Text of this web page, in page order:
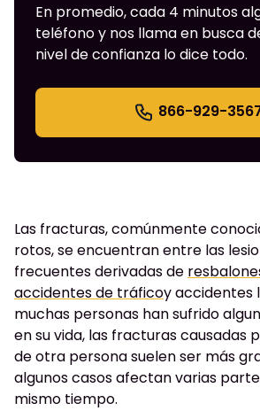
En promedio, cada 4 minutos
teléfono y nos llama en busca
nivel de confianza lo dice todo.
866-929-
Las fracturas, comúnmente
rotos, se encuentran entre las
frecuentes derivadas de
accidentes de tráficoy accidentes
muchas personas han sufrido
en su vida, las fracturas causadas
de otra persona suelen ser más
algunos casos afectan varias
mismo tiempo.